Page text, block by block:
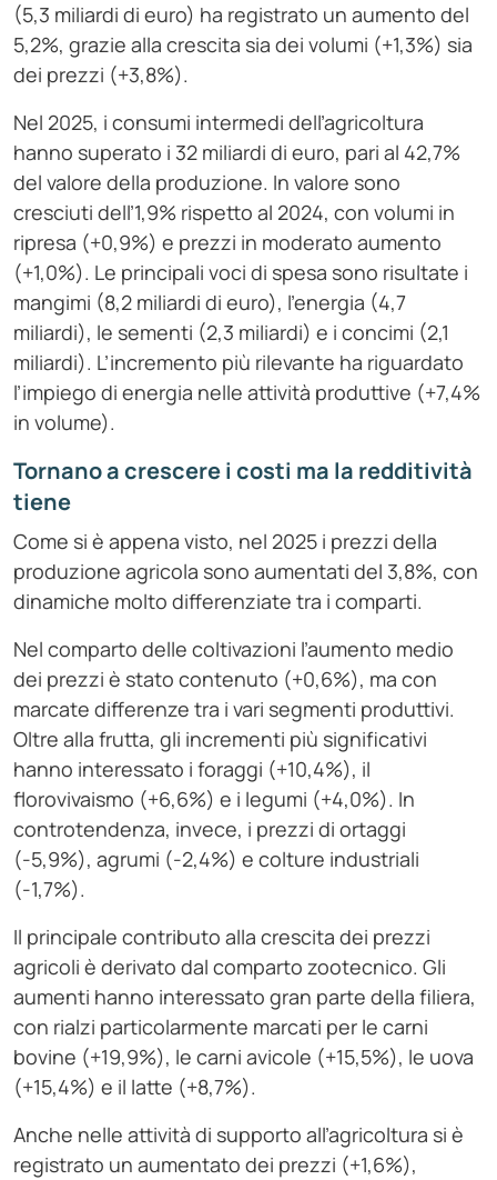
(5,3 miliardi di euro) ha registrato un aumento del
5,2%, grazie alla crescita sia dei volumi (+1,3%) sia
dei prezzi (+3,8%).
Nel 2025, i consumi intermedi dell’agricoltura
hanno superato i 32 miliardi di euro, pari al 42,7%
del valore della produzione. In valore sono
cresciuti dell’1,9% rispetto al 2024, con volumi in
ripresa (+0,9%) e prezzi in moderato aumento
(+1,0%). Le principali voci di spesa sono risultate i
mangimi (8,2 miliardi di euro), l’energia (4,7
miliardi), le sementi (2,3 miliardi) e i concimi (2,1
miliardi). L’incremento più rilevante ha riguardato
l’impiego di energia nelle attività produttive (+7,4%
in volume).
Tornano a crescere i costi ma la redditività
tiene
Come si è appena visto, nel 2025 i prezzi della
produzione agricola sono aumentati del 3,8%, con
dinamiche molto differenziate tra i comparti.
Nel comparto delle coltivazioni l’aumento medio
dei prezzi è stato contenuto (+0,6%), ma con
marcate differenze tra i vari segmenti produttivi.
Oltre alla frutta, gli incrementi più significativi
hanno interessato i foraggi (+10,4%), il
florovivaismo (+6,6%) e i legumi (+4,0%). In
controtendenza, invece, i prezzi di ortaggi
(-5,9%), agrumi (-2,4%) e colture industriali
(-1,7%).
Il principale contributo alla crescita dei prezzi
agricoli è derivato dal comparto zootecnico. Gli
aumenti hanno interessato gran parte della filiera,
con rialzi particolarmente marcati per le carni
bovine (+19,9%), le carni avicole (+15,5%), le uova
(+15,4%) e il latte (+8,7%).
Anche nelle attività di supporto all’agricoltura si è
registrato un aumentato dei prezzi (+1,6%),